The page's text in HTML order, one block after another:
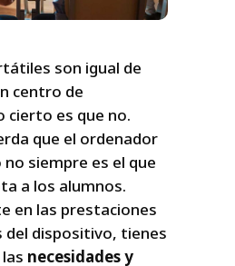
son igual de
centro de
cierto es que no.
que el ordenador
siempre es el que
a los alumnos.
en las prestaciones
del dispositivo, tienes
necesidades y